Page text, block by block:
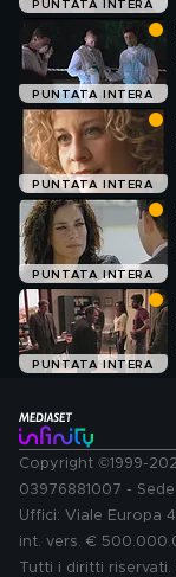
PUNTATA INTERA
PUNTATA INTERA
PUNTATA INTERA
PUNTATA INTERA
PUNTATA INTERA
Copyright ©1999-
03976881007 -
Uffici: Viale Europa
int. vers. €
Tutti i diritti